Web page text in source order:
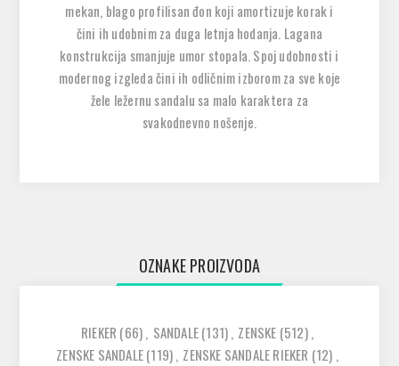
mekan, blago profilisan đon koji amortizuje korak i
čini ih udobnim za duga letnja hodanja. Lagana
konstrukcija smanjuje umor stopala. Spoj udobnosti i
modernog izgleda čini ih odličnim izborom za sve koje
žele ležernu sandalu sa malo karaktera za
svakodnevno nošenje.
OZNAKE PROIZVODA
RIEKER (66), SANDALE(131), ZENSKE (512),
ZENSKE SANDALE(119), ZENSKE SANDALE RIEKER (12) ,